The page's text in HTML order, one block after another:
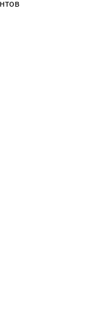
I-ой, II-
ширина